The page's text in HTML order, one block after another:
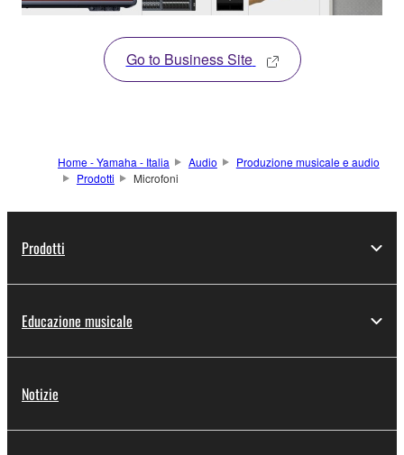
Go to Business Site
Home - Yamaha - Italia Audio
Produzione musicale e audio
Prodotti
Microfoni
Prodotti
Educazione musicale
Notizie